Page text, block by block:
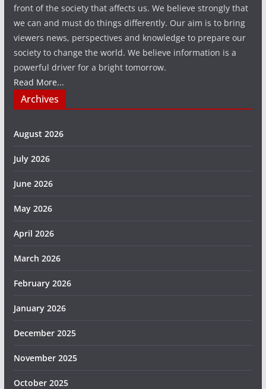
front of the society that affects us. We believe strongly that
we can and must do things differently. Our aim is to bring
viewers news, perspectives and knowledge to prepare our
society to change the world. We believe information is a
powerful driver for a bright tomorrow.
Read More...
Archives
August 2026
July 2026
June 2026
May 2026
April 2026
March 2026
February 2026
January 2026
December 2025
November 2025
October 2025